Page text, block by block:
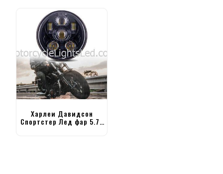
Харлеи Давидсон
Спортстер Лед фар 5.75